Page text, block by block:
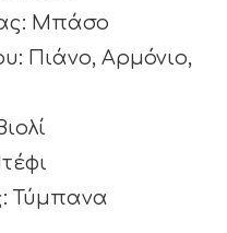
Μπάσο
Πιάνο, Αρμόνιο,
Τύμπανα